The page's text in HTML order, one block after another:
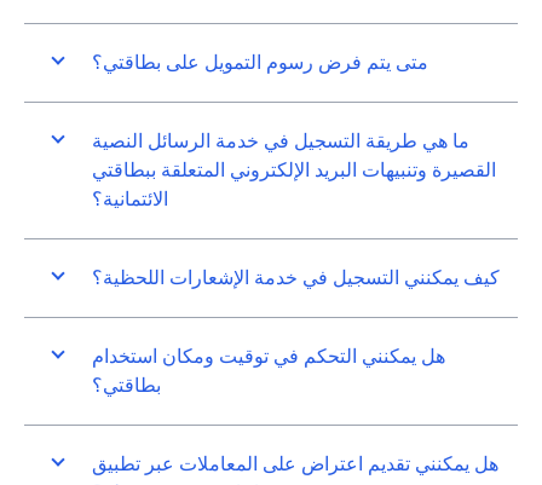
متى يتم فرض رسوم التمويل على بطاقتي؟
ما هي طريقة التسجيل في خدمة الرسائل النصية
القصيرة وتنبيهات البريد الإلكتروني المتعلقة ببطاقتي
الائتمانية؟
كيف يمكنني التسجيل في خدمة الإشعارات اللحظية؟
هل يمكنني التحكم في توقيت ومكان استخدام
بطاقتي؟
هل يمكنني تقديم اعتراض على المعاملات عبر تطبيق